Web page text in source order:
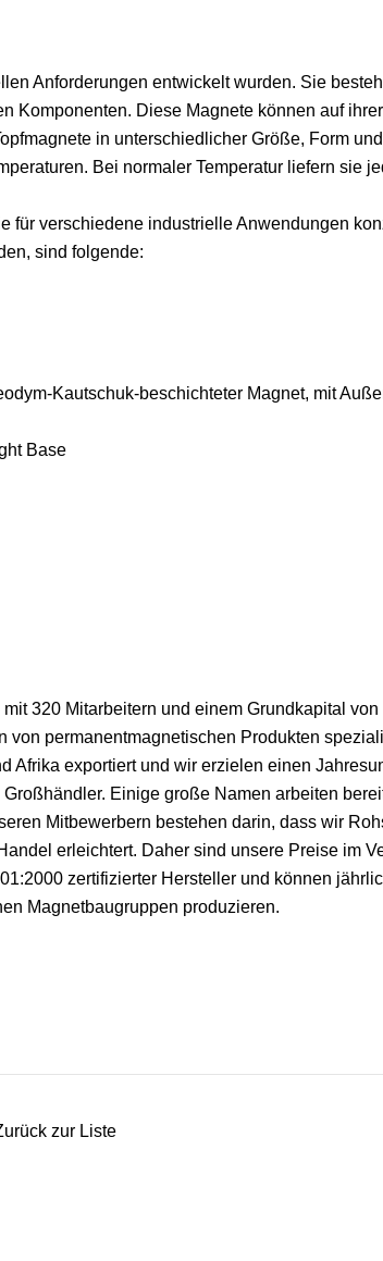
Anforderungen entwickelt wurden. Sie
Komponenten. Diese Magnete können auf
in unterschiedlicher Größe, Form
Bei normaler Temperatur liefern sie
für verschiedene industrielle Anwendungen
sind folgende:
Kautschuk-beschichteter Magnet, mit
320 Mitarbeitern und einem Grundkapital
permanentmagnetischen Produkten
Afrika exportiert und wir erzielen einen
Einige große Namen arbeiten
Mitbewerbern bestehen darin, dass wir
erleichtert. Daher sind unsere Preise im
zertifizierter Hersteller und können
Magnetbaugruppen produzieren.
zur Liste